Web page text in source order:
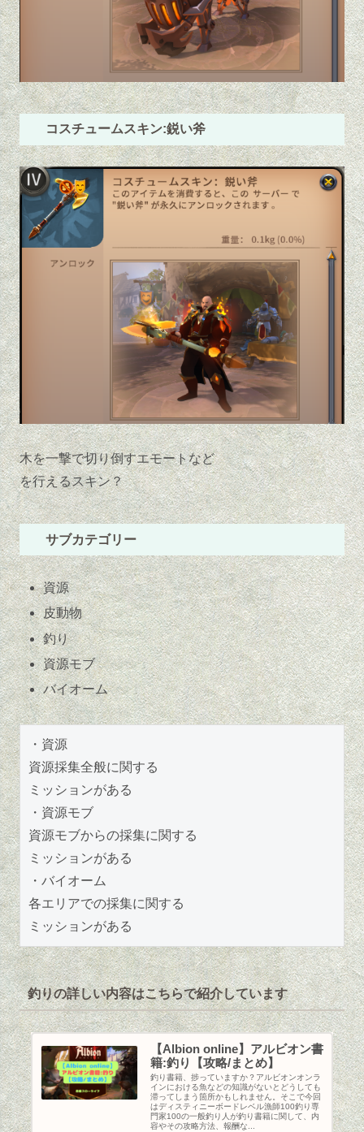
コスチュームスキン:鋭い斧
木を一撃で切り倒すエモートなど
を行えるスキン？
サブカテゴリー
資源
皮動物
釣り
資源モブ
バイオーム
・資源
資源採集全般に関する
ミッションがある
・資源モブ
資源モブからの採集に関する
ミッションがある
・バイオーム
各エリアでの採集に関する
ミッションがある
釣りの詳しい内容はこちらで紹介しています
【Albion online】アルビオン書
籍:釣り【攻略/まとめ】
釣り書籍、捗っていますか？アルビオンオンラ
インにおける魚などの知識がないとどうしても
滞ってしまう箇所かもしれません。そこで今回
はディスティニーボードレベル漁師100釣り専
門家100の一般釣り人が釣り書籍に関して、内
容やその攻略方法、報酬な...